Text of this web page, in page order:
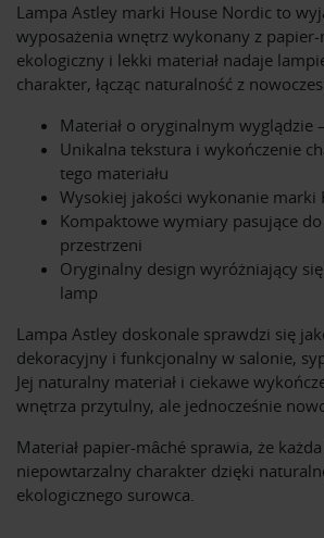
Lampa Astley marki House Nordic to
wyposażenia wnętrz wykonany z papier-
ekologiczny i lekki materiał nadaje
charakter, łącząc naturalność z
Materiał o oryginalnym wyglądzie
Unikalna tekstura i wykończenie
tego materiału
Wysokiej jakości wykonanie marki
Kompaktowe wymiary pasujące
przestrzeni
Oryginalny design wyróżniający
lamp
Lampa Astley doskonale sprawdzi się
dekoracyjny i funkcjonalny w salonie,
Jej naturalny materiał i ciekawe
wnętrza przytulny, ale jednocześnie
Materiał papier-mâché sprawia, że
niepowtarzalny charakter dzięki
ekologicznego surowca.